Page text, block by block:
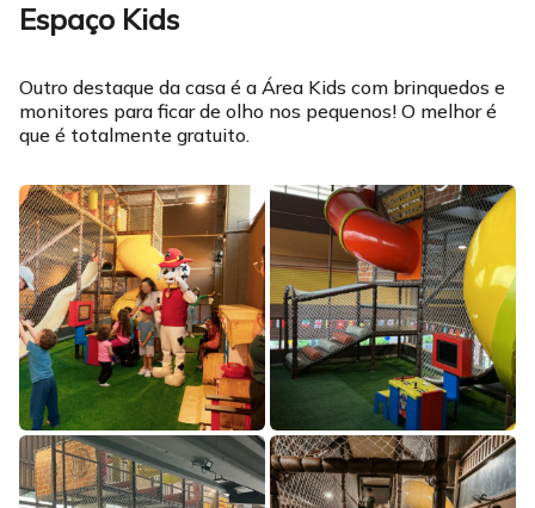
Espaço Kids
Outro destaque da casa é a Área Kids com brinquedos e
monitores para ficar de olho nos pequenos! O melhor é
que é totalmente gratuito.